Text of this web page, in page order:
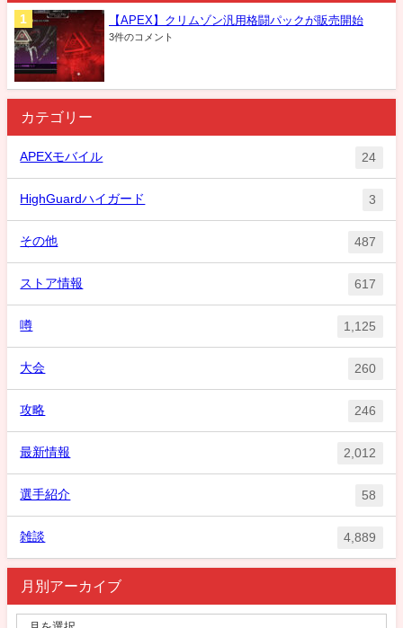
【APEX】クリムゾン汎用格闘パックが販売開始
3件のコメント
カテゴリー
APEXモバイル 24
HighGuardハイガード 3
その他 487
ストア情報 617
噂 1,125
大会 260
攻略 246
最新情報 2,012
選手紹介 58
雑談 4,889
月別アーカイブ